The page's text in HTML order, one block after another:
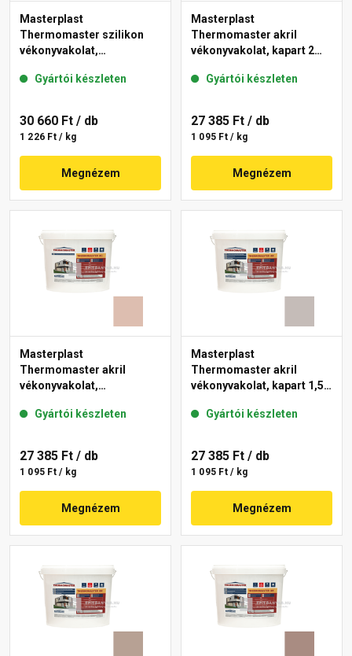
Masterplast
Thermomaster szilikon
vékonyvakolat,
14-D 25 kg
Gyártói készleten
30 660 Ft / db
1 226 Ft / kg
Megnézem
Masterplast
Thermomaster akril
vékonyvakolat, kapart 2
Gyártói készleten
27 385 Ft / db
1 095 Ft / kg
Megnézem
Masterplast
Thermomaster akril
vékonyvakolat,
13-D 25 kg
Gyártói készleten
27 385 Ft / db
1 095 Ft / kg
Megnézem
Masterplast
Thermomaster akril
vékonyvakolat, kapart 1,5
Gyártói készleten
27 385 Ft / db
1 095 Ft / kg
Megnézem